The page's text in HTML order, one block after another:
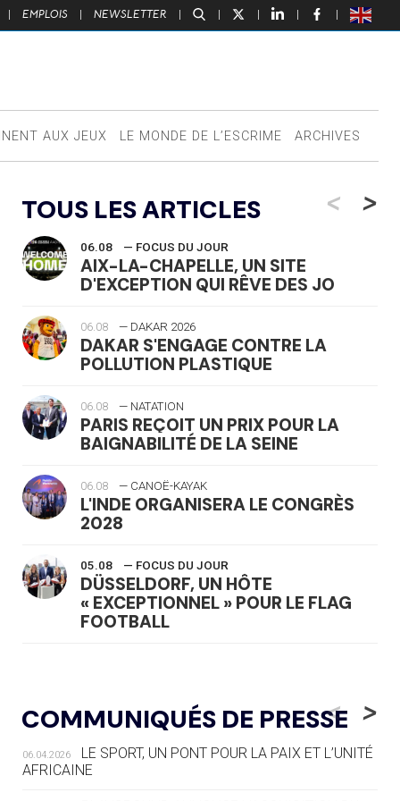
| EMPLOIS | NEWSLETTER | | | | |
AUX JEUX LE MONDE DE L’ESCRIME ARCHIVES
TOUS LES ARTICLES <
06.08 — FOCUS DU JOUR
AIX-LA-CHAPELLE, UN SITE
D'EXCEPTION QUI RÊVE DES JO
06.08 — DAKAR 2026
DAKAR S'ENGAGE CONTRE LA
POLLUTION PLASTIQUE
06.08 — NATATION
PARIS REÇOIT UN PRIX POUR LA
BAIGNABILITÉ DE LA SEINE
06.08 — CANOË-KAYAK
L'INDE ORGANISERA LE CONGRÈS
2028
05.08 — FOCUS DU JOUR
DÜSSELDORF, UN HÔTE
« EXCEPTIONNEL » POUR LE FLAG
FOOTBALL
LE RÊVE DE VOIR LA LUGE ALPINE
AUX JO « N'EST PAS FINI »
05.08 — TIR À L'ARC
DES MONDIAUX À BRISBANE SUR LA
>
COMMUNIQUÉS DE PRESSE
<
06.04.2026
LE SPORT, UN PONT POUR LA PAIX ET L’UNITÉ
AFRICAINE
>